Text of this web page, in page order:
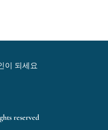
reserved
이 되세요